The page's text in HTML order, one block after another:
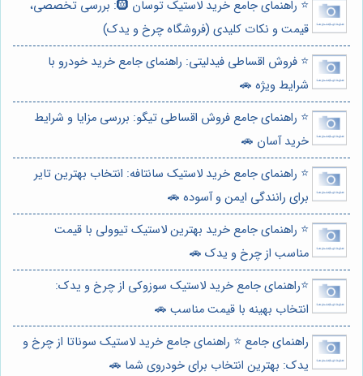
⭐️ راهنمای جامع خرید لاستیک توسان 🛞: بررسی تخصصی،
قیمت و نکات کلیدی (فروشگاه چرخ و یدک)
⭐️ فروش اقساطی فیدلیتی: راهنمای جامع خرید خودرو با
شرایط ویژه 🚗
⭐️ راهنمای جامع فروش اقساطی تیگو: بررسی مزایا و شرایط
خرید آسان 🚗
⭐️ راهنمای جامع خرید لاستیک سانتافه: انتخاب بهترین تایر
برای رانندگی ایمن و آسوده 🚗
⭐️ راهنمای جامع خرید بهترین لاستیک تیوولی با قیمت
مناسب از چرخ و یدک 🚗
⭐️راهنمای جامع خرید لاستیک سوزوکی از چرخ و یدک:
انتخاب بهینه با قیمت مناسب 🚗
راهنمای جامع ⭐️ راهنمای جامع خرید لاستیک سوناتا از چرخ و
یدک: بهترین انتخاب برای خودروی شما 🚗